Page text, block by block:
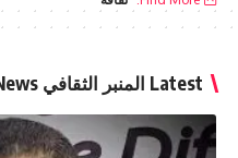
Latest المنبر الثقافي News